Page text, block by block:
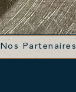
Nos Partenaires